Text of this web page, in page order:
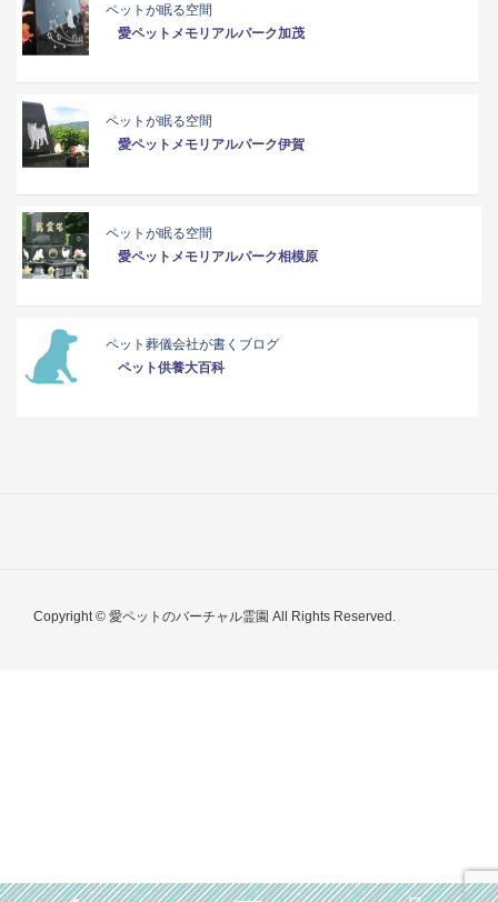
ペットが眠る空間
愛ペットメモリアルパーク加茂
ペットが眠る空間
愛ペットメモリアルパーク伊賀
ペットが眠る空間
愛ペットメモリアルパーク相模原
ペット葬儀会社が書くブログ
ペット供養大百科
Copyright © 愛ペットのバーチャル霊園 All Rights Reserved.